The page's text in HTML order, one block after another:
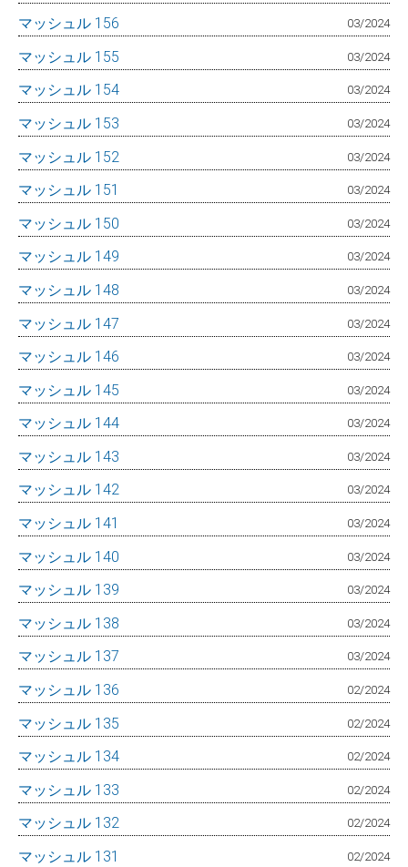
マッシュル 156 03/2024
マッシュル 155 03/2024
マッシュル 154 03/2024
マッシュル 153 03/2024
マッシュル 152 03/2024
マッシュル 151 03/2024
マッシュル 150 03/2024
マッシュル 149 03/2024
マッシュル 148 03/2024
マッシュル 147 03/2024
マッシュル 146 03/2024
マッシュル 145 03/2024
マッシュル 144 03/2024
マッシュル 143 03/2024
マッシュル 142 03/2024
マッシュル 141 03/2024
マッシュル 140 03/2024
マッシュル 139 03/2024
マッシュル 138 03/2024
マッシュル 137 03/2024
マッシュル 136 02/2024
マッシュル 135 02/2024
マッシュル 134 02/2024
マッシュル 133 02/2024
マッシュル 132 02/2024
マッシュル 131 02/2024